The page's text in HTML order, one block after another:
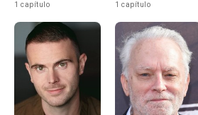
1 capítulo
1 capítulo